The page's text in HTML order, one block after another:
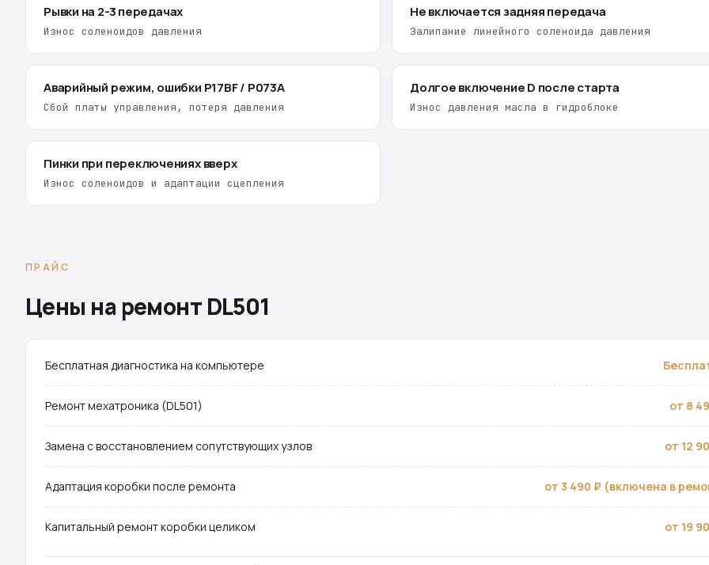
Рывки на 2-3 передачах
Износ соленоидов давления
Не включается задняя передача
Залипание линейного соленоида давления
Аварийный режим, ошибки P17BF / P073A
Сбой платы управления, потеря давления
Долгое включение D после старта
Износ давления масла в гидроблоке
Пинки при переключениях вверх
Износ соленоидов и адаптации сцепления
ПРАЙС
Цены на ремонт DL501
Бесплатная диагностика на компьютере
Ремонт мехатроника (DL501) от 8
Замена с восстановлением сопутствующих узлов от 12
Адаптация коробки после ремонта от 3 490 ₽ (включена в
Капитальный ремонт коробки целиком от 19